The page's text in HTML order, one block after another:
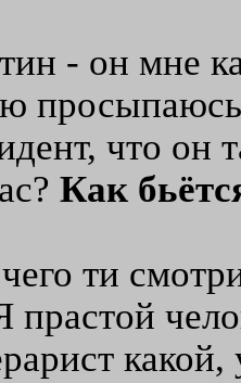
- он мне
что он
Как
ти
прастой